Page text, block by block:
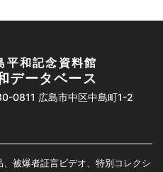
平和記念資料館
データベース
0811 広島市中区中島町1-2
被爆者証言ビデオ、特別コレクシ